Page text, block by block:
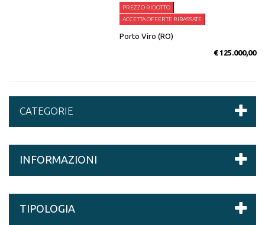
PREZZO RIDOTTO
ACCETTA OFFERTE RIBASSATE
Porto Viro (RO)
€ 125.000,00
CATEGORIE
INFORMAZIONI
TIPOLOGIA